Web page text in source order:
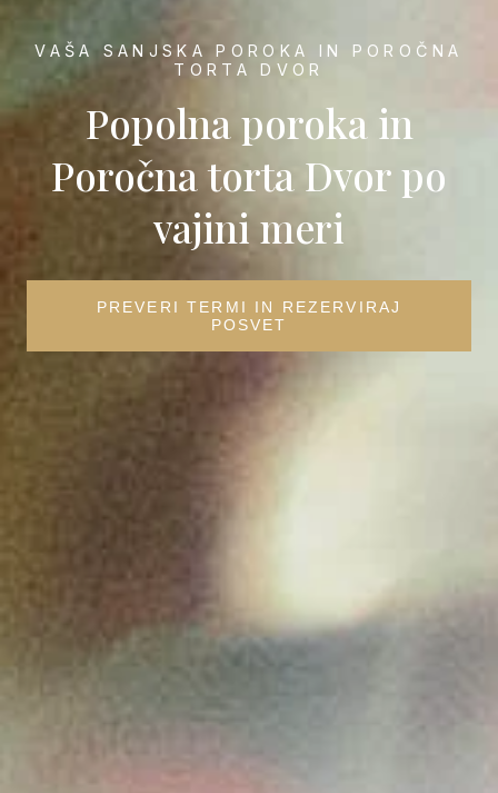
VAŠA SANJSKA POROKA IN POROČNA
TORTA DVOR
Popolna poroka in
Poročna torta Dvor po
vajini meri
PREVERI TERMI IN REZERVIRAJ
POSVET